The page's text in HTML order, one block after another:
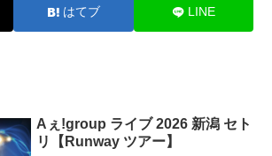
はてブ LINE
Aぇ!group ライブ 2026 新潟 セト
リ【Runway ツアー】